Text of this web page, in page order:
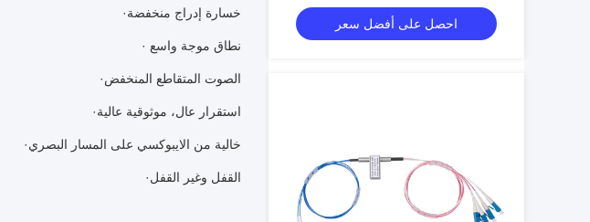
احصل على أفضل سعر
·خسارة إدراج منخفضة
· نطاق موجة واسع
·الصوت المتقاطع المنخفض
·استقرار عال، موثوقية عالية
·خالية من الايبوكسي على المسار البصري
·القفل وغير القفل